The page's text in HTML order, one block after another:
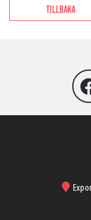
TILLBAKA